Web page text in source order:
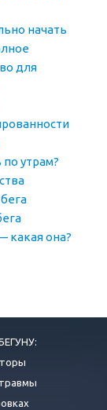
начать
для
по утрам?
какая она?